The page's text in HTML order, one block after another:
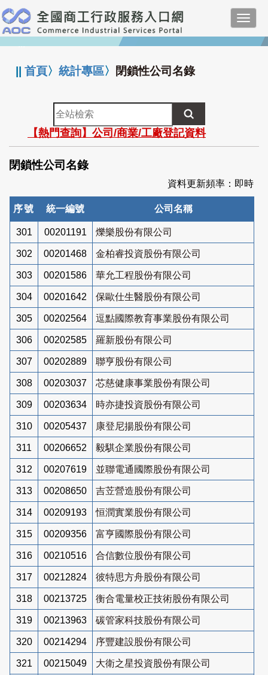
跳
到
主
要
:::
||首頁〉統計專區〉 閉鎖性公司名錄
全
站
檢
索
【熱門查詢】公司/商業/工廠登記資料
閉鎖性公司名錄
資料更新頻率：即時
序號 統一編號 公司名稱
301 00201191 爍樂股份有限公司
302 00201468 金柏睿投資股份有限公司
303 00201586 華允工程股份有限公司
304 00201642 保歐仕生醫股份有限公司
305 00202564 逗點國際教育事業股份有限公司
306 00202585 羅新股份有限公司
307 00202889 聯亨股份有限公司
308 00203037 芯慈健康事業股份有限公司
309 00203634 時亦捷投資股份有限公司
310 00205437 康登尼揚股份有限公司
311 00206652 毅騏企業股份有限公司
312 00207619 並聯電通國際股份有限公司
313 00208650 吉苙營造股份有限公司
314 00209193 恒潤實業股份有限公司
315 00209356 富亨國際股份有限公司
316 00210516 合信數位股份有限公司
317 00212824 彼特思方舟股份有限公司
318 00213725 衡合電量校正技術股份有限公司
319 00213963 碳管家科技股份有限公司
320 00214294 序豐建設股份有限公司
321 00215049 大衛之星投資股份有限公司